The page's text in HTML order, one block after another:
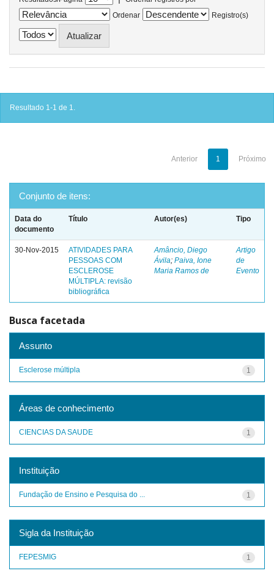
Ordenar
Registro(s)
Resultado 1-1 de 1.
Anterior 1 Próximo
Conjunto de itens:
Data do
documento
Título Autor(es) Tipo
30-Nov-2015
ATIVIDADES PARA
PESSOAS COM
ESCLEROSE
MÚLTIPLA: revisão
bibliográfica
Amâncio, Diego
Ávila; Paiva, Ione
Maria Ramos de
Artigo
de
Evento
Busca facetada
Assunto
1
Esclerose múltipla
Áreas de conhecimento
1
CIENCIAS DA SAUDE
Instituição
1
Fundação de Ensino e Pesquisa do ...
Sigla da Instituição
1
FEPESMIG